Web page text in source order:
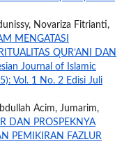
Novariza Fitrianti,
MENGATASI
QUR’ANI DAN
Journal of Islamic
Vol. 1 No. 2 Edisi Juli
Acim, Jumarim,
DAN PROSPEKNYA
PEMIKIRAN FAZLUR